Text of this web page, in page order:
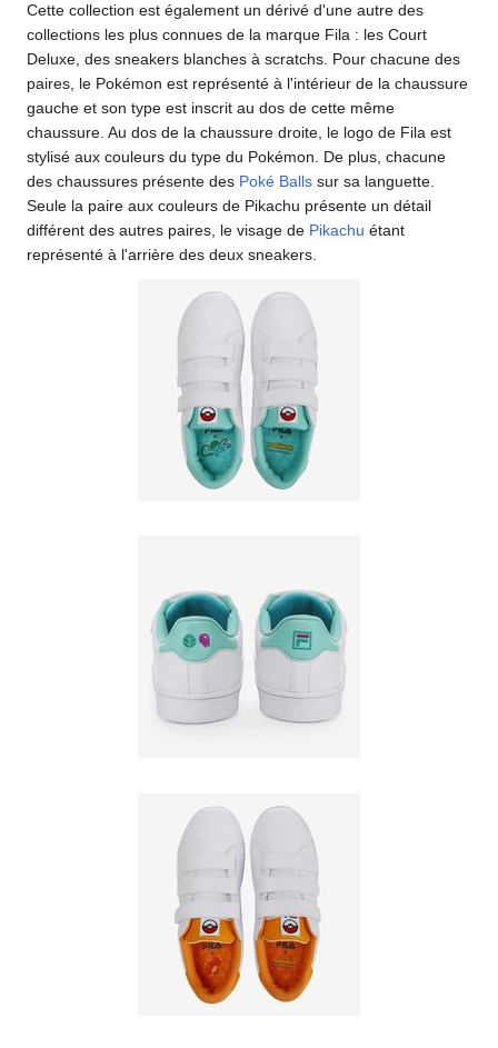
Cette collection est également un dérivé d'une autre des
collections les plus connues de la marque Fila : les Court
Deluxe, des sneakers blanches à scratchs. Pour chacune des
paires, le Pokémon est représenté à l'intérieur de la chaussure
gauche et son type est inscrit au dos de cette même
chaussure. Au dos de la chaussure droite, le logo de Fila est
stylisé aux couleurs du type du Pokémon. De plus, chacune
des chaussures présente des Poké Balls sur sa languette.
Seule la paire aux couleurs de Pikachu présente un détail
différent des autres paires, le visage de Pikachu étant
représenté à l'arrière des deux sneakers.